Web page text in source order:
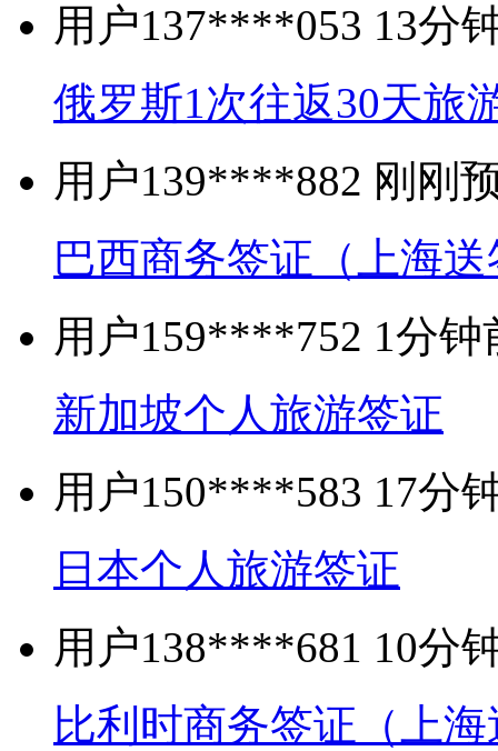
用户137****053 13分
俄罗斯1次往返30天旅
用户139****882 刚刚
巴西商务签证（上海
用户159****752 1分钟
新加坡个人旅游签证
用户150****583 17分
日本个人旅游签证
用户138****681 10分
比利时商务签证（上